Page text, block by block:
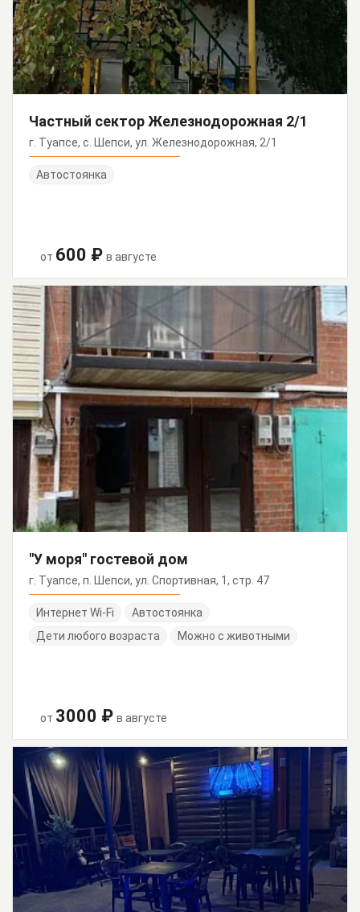
Частный сектор Железнодорожная 2/1
г. Туапсе, с. Шепси, ул. Железнодорожная, 2/1
Автостоянка
от 600 ₽ в августе
"У моря" гостевой дом
г. Туапсе, п. Шепси, ул. Спортивная, 1, стр. 47
Интернет Wi-Fi
Автостоянка
Дети любого возраста
Можно с животными
от 3000 ₽ в августе